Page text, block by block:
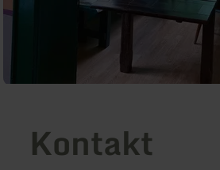
Kontakt